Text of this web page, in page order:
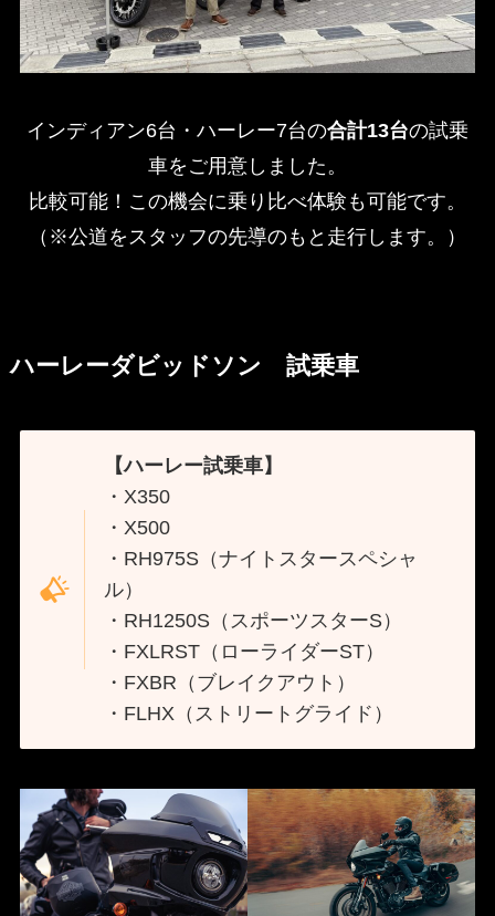
インディアン6台・ハーレー7台の合計13台の試乗
車をご用意しました。
比較可能！この機会に乗り比べ体験も可能です。
（※公道をスタッフの先導のもと走行します。）
ハーレーダビッドソン 試乗車
【ハーレー試乗車】
・X350
・X500
・RH975S（ナイトスタースペシャ
ル）
・RH1250S（スポーツスターS）
・FXLRST（ローライダーST）
・FXBR（ブレイクアウト）
・FLHX（ストリートグライド）